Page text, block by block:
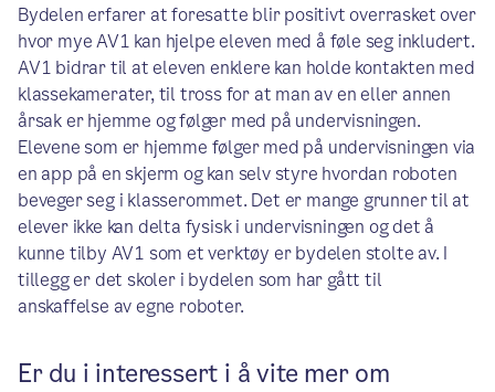
Bydelen erfarer at foresatte blir positivt overrasket over
hvor mye AV1 kan hjelpe eleven med å føle seg inkludert.
AV1 bidrar til at eleven enklere kan holde kontakten med
klassekamerater, til tross for at man av en eller annen
årsak er hjemme og følger med på undervisningen.
Elevene som er hjemme følger med på undervisningen via
en app på en skjerm og kan selv styre hvordan roboten
beveger seg i klasserommet. Det er mange grunner til at
elever ikke kan delta fysisk i undervisningen og det å
kunne tilby AV1 som et verktøy er bydelen stolte av. I
tillegg er det skoler i bydelen som har gått til
anskaffelse av egne roboter.
Er du i interessert i å vite mer om